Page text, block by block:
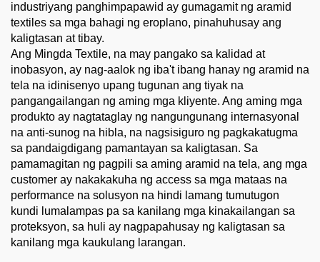
industriyang panghimpapawid ay gumagamit ng aramid
textiles sa mga bahagi ng eroplano, pinahuhusay ang
kaligtasan at tibay.
Ang Mingda Textile, na may pangako sa kalidad at
inobasyon, ay nag-aalok ng iba't ibang hanay ng aramid na
tela na idinisenyo upang tugunan ang tiyak na
pangangailangan ng aming mga kliyente. Ang aming mga
produkto ay nagtataglay ng nangungunang internasyonal
na anti-sunog na hibla, na nagsisiguro ng pagkakatugma
sa pandaigdigang pamantayan sa kaligtasan. Sa
pamamagitan ng pagpili sa aming aramid na tela, ang mga
customer ay nakakakuha ng access sa mga mataas na
performance na solusyon na hindi lamang tumutugon
kundi lumalampas pa sa kanilang mga kinakailangan sa
proteksyon, sa huli ay nagpapahusay ng kaligtasan sa
kanilang mga kaukulang larangan.